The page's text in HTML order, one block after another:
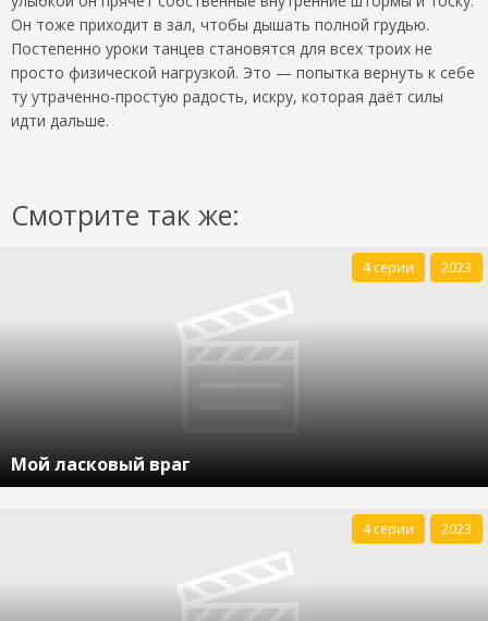
Он тоже приходит в зал, чтобы дышать полной грудью.
Постепенно уроки танцев становятся для всех троих не
просто физической нагрузкой. Это — попытка вернуть к себе
ту утраченно-простую радость, искру, которая даёт силы
идти дальше.
Смотрите так же:
Мой ласковый враг
4 серии 2023
4 серии 2023